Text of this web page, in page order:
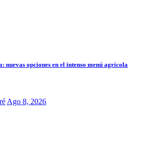
nuevas opciones en el intenso menú agrícola
Ago 8, 2026